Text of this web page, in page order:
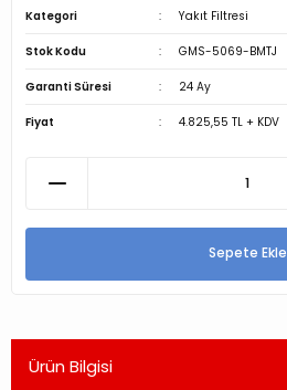
Kategori Yakıt Filtresi
Stok Kodu GMS-5069-BMTJ
Garanti Süresi 24 Ay
Fiyat 4.825,55 TL + KDV
Sepete Ekle
Ürün Bilgisi